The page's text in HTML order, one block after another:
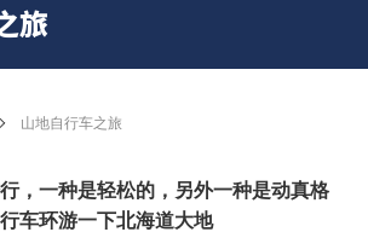
旅
山地自行车之旅
，一种是轻松的，另外一种是动真格
车环游一下北海道大地